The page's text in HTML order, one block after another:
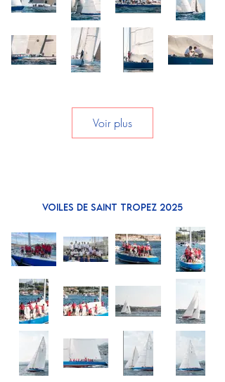
Voir plus
VOILES DE SAINT TROPEZ 2025